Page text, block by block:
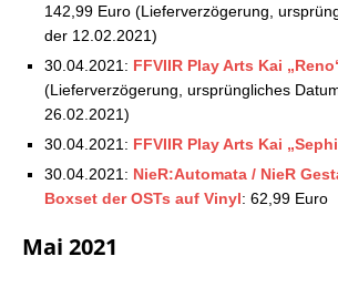
142,99 Euro (Lieferverzögerung,
der 12.02.2021)
30.04.2021: FFVIIR Play Arts Kai
(Lieferverzögerung, ursprüngliches
26.02.2021)
30.04.2021: FFVIIR Play Arts Kai
30.04.2021: NieR:Automata / NieR
Boxset der OSTs auf Vinyl: 62,99 Euro
Mai 2021